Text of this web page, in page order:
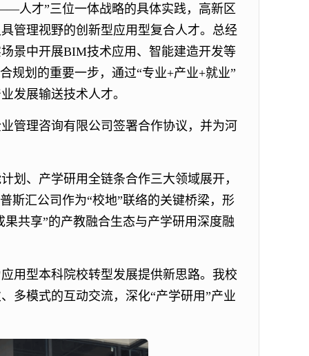
人才”三位一体战略的具体实践，高新区
管理视野的创新型应用型复合人才。总经
景中开展BIM技术应用、智能建造开发等
规划的重要一步，通过“专业+产业+就业”
发展输送技术人才。
管理咨询有限公司签署合作协议，并为河
划、产学研用全链条合作三大领域展开，
斯汇公司作为“校地”联络的关键桥梁，形
共享”的产教融合生态与产学研用深度融
用型本科院校转型发展提供新思路。我校
多模式的互动交流，深化“产学研用”产业